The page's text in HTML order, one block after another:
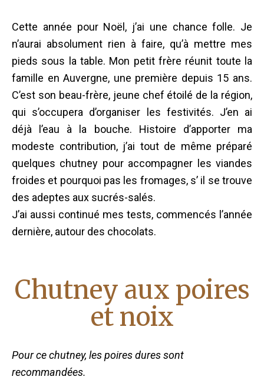
Cette année pour Noël, j’ai une chance folle. Je
n’aurai absolument rien à faire, qu’à mettre mes
pieds sous la table. Mon petit frère réunit toute la
famille en Auvergne, une première depuis 15 ans.
C’est son beau-frère, jeune chef étoilé de la région,
qui s’occupera d’organiser les festivités. J’en ai
déjà l’eau à la bouche. Histoire d’apporter ma
modeste contribution, j’ai tout de même préparé
quelques chutney pour accompagner les viandes
froides et pourquoi pas les fromages, s’ il se trouve
des adeptes aux sucrés-salés.
J’ai aussi continué mes tests, commencés l’année
dernière, autour des chocolats.
Chutney aux poires
et noix
Pour ce chutney, les poires dures sont
recommandées.